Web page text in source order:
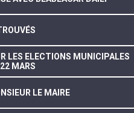
LES ELECTIONS MUNICIPALES
MARS
LE MAIRE